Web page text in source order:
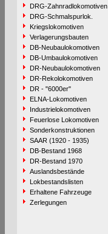
DRG-Zahnradlokomotiven
DRG-Schmalspurlok.
Kriegslokomotiven
Verlagerungsbauten
DB-Neubaulokomotiven
DB-Umbaulokomotiven
DR-Neubaulokomotiven
DR-Rekolokomotiven
DR - "6000er"
ELNA-Lokomotiven
Industrielokomotiven
Feuerlose Lokomotiven
Sonderkonstruktionen
SAAR (1920 - 1935)
DB-Bestand 1968
DR-Bestand 1970
Auslandsbestände
Lokbestandslisten
Erhaltene Fahrzeuge
Zerlegungen